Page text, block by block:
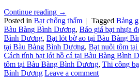
Continue reading →
Posted in Bạt chống thấm | Tagged Bảng
Bàu Bàng Bình Dương, Báo giá bạt nhựa
Bình Dương, Bạt lót bờ ao tại Bàu Bàng
tại Bàu Bàng Bình Dương, Bạt nuôi tôm
Cách tính bạt lót hồ cá tại Bàu Bàng Bình
tôm tại Bàu Bàng Bình Dương, Thi công
Bình Dương Leave a comment